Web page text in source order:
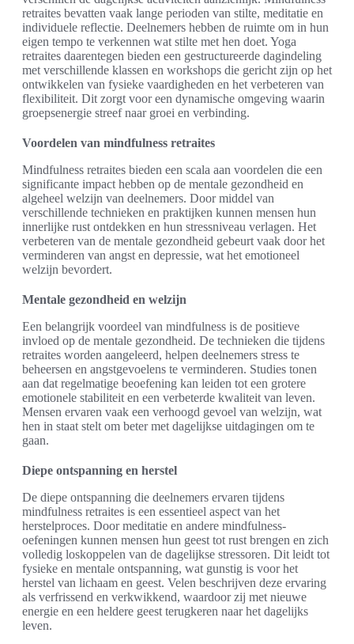
retraites bevatten vaak lange perioden van stilte, meditatie en
individuele reflectie. Deelnemers hebben de ruimte om in hun
eigen tempo te verkennen wat stilte met hen doet. Yoga
retraites daarentegen bieden een gestructureerde dagindeling
met verschillende klassen en workshops die gericht zijn op het
ontwikkelen van fysieke vaardigheden en het verbeteren van
flexibiliteit. Dit zorgt voor een dynamische omgeving waarin
groepsenergie streef naar groei en verbinding.
Voordelen van mindfulness retraites
Mindfulness retraites bieden een scala aan voordelen die een
significante impact hebben op de mentale gezondheid en
algeheel welzijn van deelnemers. Door middel van
verschillende technieken en praktijken kunnen mensen hun
innerlijke rust ontdekken en hun stressniveau verlagen. Het
verbeteren van de mentale gezondheid gebeurt vaak door het
verminderen van angst en depressie, wat het emotioneel
welzijn bevordert.
Mentale gezondheid en welzijn
Een belangrijk voordeel van mindfulness is de positieve
invloed op de mentale gezondheid. De technieken die tijdens
retraites worden aangeleerd, helpen deelnemers stress te
beheersen en angstgevoelens te verminderen. Studies tonen
aan dat regelmatige beoefening kan leiden tot een grotere
emotionele stabiliteit en een verbeterde kwaliteit van leven.
Mensen ervaren vaak een verhoogd gevoel van welzijn, wat
hen in staat stelt om beter met dagelijkse uitdagingen om te
gaan.
Diepe ontspanning en herstel
De diepe ontspanning die deelnemers ervaren tijdens
mindfulness retraites is een essentieel aspect van het
herstelproces. Door meditatie en andere mindfulness-
oefeningen kunnen mensen hun geest tot rust brengen en zich
volledig loskoppelen van de dagelijkse stressoren. Dit leidt tot
fysieke en mentale ontspanning, wat gunstig is voor het
herstel van lichaam en geest. Velen beschrijven deze ervaring
als verfrissend en verkwikkend, waardoor zij met nieuwe
energie en een heldere geest terugkeren naar het dagelijks
leven.